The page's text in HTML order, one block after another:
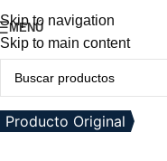
Skip to navigation
Skip to main content
MENÚ
Producto Original